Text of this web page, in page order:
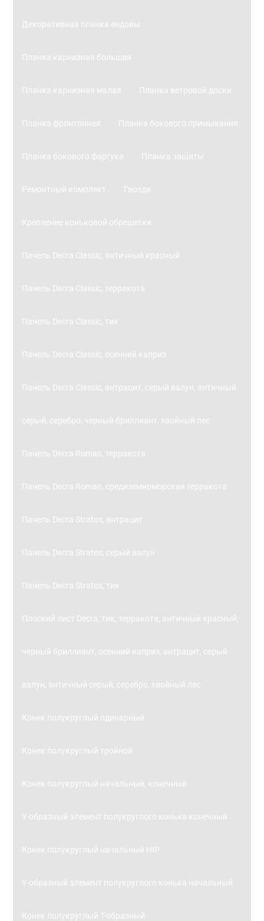
Декоративная планка ендовы
Планка карнизная большая
Планка карнизная малая Планка ветровой доски
Планка фронтонная Планка бокового примыкания
Планка бокового фартука Планка защиты
Ремонтный комплект Гвозди
Крепление коньковой обрешетки
Панель Decra Classic, античный красный
Панель Decra Classic, терракота
Панель Decra Classic, тик
Панель Decra Classic, осенний каприз
Панель Decra Classic, антрацит, серый валун, античный
серый, серебро, черный бриллиант, хвойный лес
Панель Decra Roman, терракота
Панель Decra Roman, средиземноморская терракота
Панель Decra Stratos, антрацит
Панель Decra Stratos, серый валун
Панель Decra Stratos, тик
Плоский лист Decra, тик, терракота, античный красный,
черный бриллиант, осенний каприз, антрацит, серый
валун, античный серый, серебро, хвойный лес
Конек полукруглый одинарный
Конек полукруглый тройной
Конек полукруглый начальный, конечный
Y-образный элемент полукруглого конька конечный
Конек полукруглый начальный HIP
Y-образный элемент полукруглого конька начальный
Конек полукруглый Т-образный